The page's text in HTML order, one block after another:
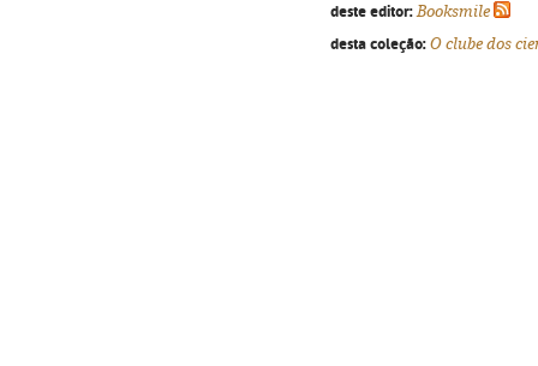
deste editor: Booksmile
desta coleção: O clube dos